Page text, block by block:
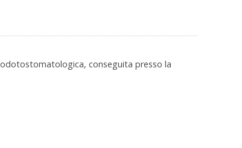
odotostomatologica, conseguita presso la